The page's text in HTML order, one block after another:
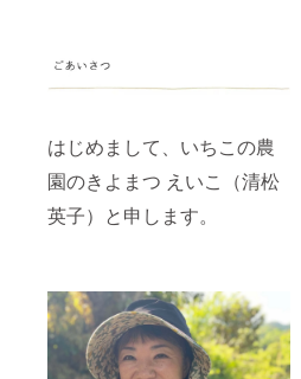
はじめまして、いちこの農
園のきよまつ えいこ（清松
英子）と申します。